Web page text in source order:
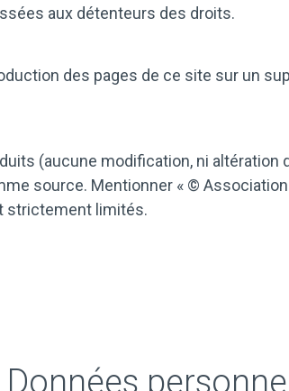
aux détenteurs des droits.
des pages de ce site sur un
(aucune modification, ni altération
source. Mentionner « ©
strictement limités.
Données